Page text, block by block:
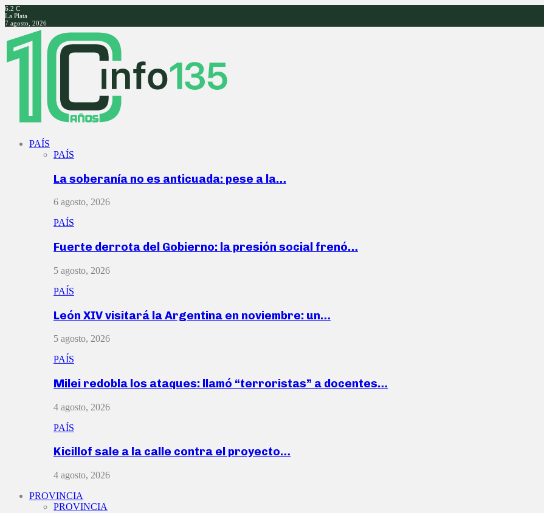
6.2 C
La Plata
7 agosto, 2026
Facebook
Twitter
Instagram
Youtube
PAÍS
PAÍS
La soberanía no es anticuada: pese a la…
6 agosto, 2026
PAÍS
Fuerte derrota del Gobierno: la presión social frenó…
5 agosto, 2026
PAÍS
León XIV visitará la Argentina en noviembre: un…
5 agosto, 2026
PAÍS
Milei redobla los ataques: llamó “terroristas” a docentes…
4 agosto, 2026
PAÍS
Kicillof sale a la calle contra el proyecto…
4 agosto, 2026
PROVINCIA
PROVINCIA